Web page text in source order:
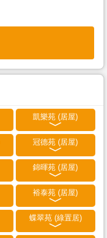
凱樂苑 (居屋)
冠德苑 (居屋)
錦暉苑 (居屋)
裕泰苑 (居屋)
蝶翠苑 (綠置居)